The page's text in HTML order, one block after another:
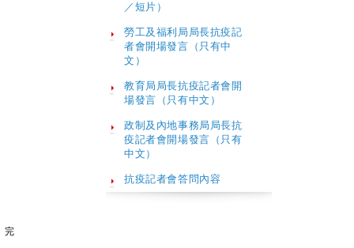
／短片）
勞工及福利局局長抗疫記
者會開場發言（只有中
文）
教育局局長抗疫記者會開
場發言（只有中文）
政制及內地事務局局長抗
疫記者會開場發言（只有
中文）
抗疫記者會答問內容
完